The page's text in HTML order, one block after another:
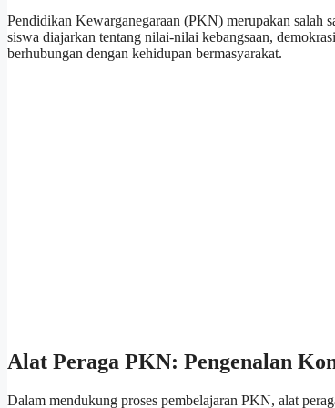
Pendidikan Kewarganegaraan (PKN) merupakan
siswa diajarkan tentang nilai-nilai kebangsaan,
berhubungan dengan kehidupan bermasyarakat.
Alat Peraga PKN: Pengenalan
Dalam mendukung proses pembelajaran PKN, alat